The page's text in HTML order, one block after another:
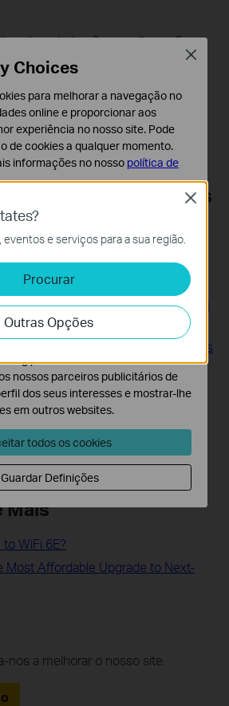
de cada função e configuração,
para descarregar o manual do seu
Relacionadas
para atualizar o servidor de
ADSL Modem Router (Broadcom
view function if I upgrade Windows
latest version?
de fábrica nos adaptadores
Powerline devices
Mais
WiFi 6E?
Most Affordable Upgrade to Next-
nos a melhorar o nosso site.
e serviços para a sua região.
Procurar
Outras Opções
Close
Choices
para melhorar a navegação no
online e proporcionar aos
experiência no nosso site. Pode
de cookies a qualquer momento.
informações no nosso política de
para o funcionamento do
ser desativados nos seus
e Marketing
permite-nos analisar as suas
website para melhorar e ajustar a
website.
podem ser definidos através do
nossos parceiros publicitários de
dos seus interesses e mostrar-lhe
em outros websites.
todos os cookies
Guardar Definições
Close